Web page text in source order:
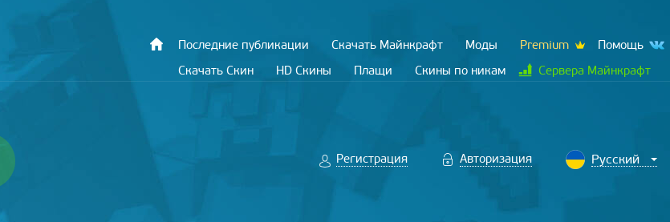
Последние публикации Скачать Майнкрафт Моды Premium
Помощь
Скачать Скин
HD Скины Плащи Скины по никам Сервера Майнкрафт
Регистрация Авторизация